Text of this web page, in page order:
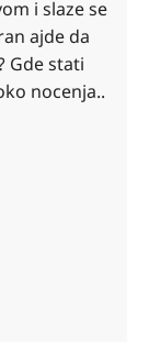
i slaze se
ajde da
Gde stati
nocenja..